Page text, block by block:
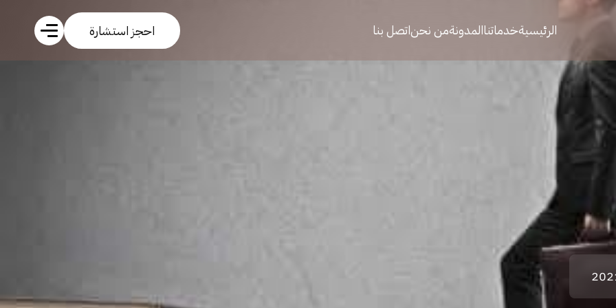
الرئيسيةخدماتناالمدونةمن نحناتصل بنا